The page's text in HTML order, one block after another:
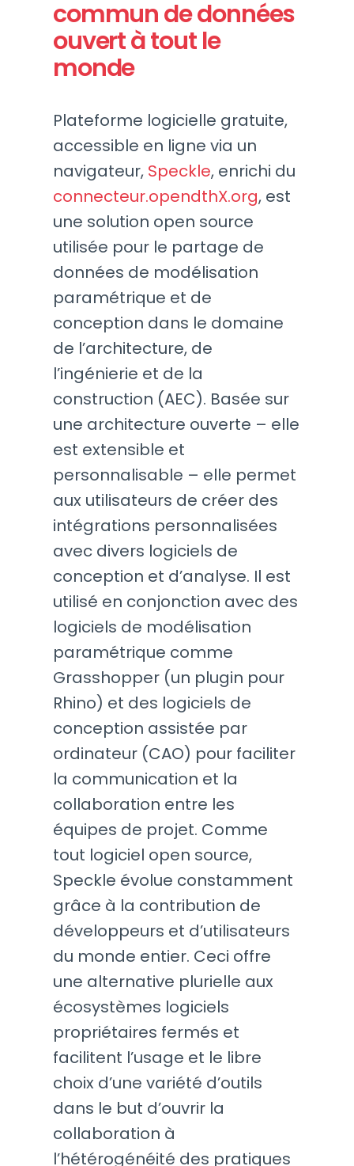
commun de données
ouvert à tout le
monde
Plateforme logicielle gratuite,
accessible en ligne via un
navigateur, Speckle, enrichi du
connecteur.opendthX.org, est
une solution open source
utilisée pour le partage de
données de modélisation
paramétrique et de
conception dans le domaine
de l’architecture, de
l’ingénierie et de la
construction (AEC). Basée sur
une architecture ouverte – elle
est extensible et
personnalisable – elle permet
aux utilisateurs de créer des
intégrations personnalisées
avec divers logiciels de
conception et d’analyse. Il est
utilisé en conjonction avec des
logiciels de modélisation
paramétrique comme
Grasshopper (un plugin pour
Rhino) et des logiciels de
conception assistée par
ordinateur (CAO) pour faciliter
la communication et la
collaboration entre les
équipes de projet. Comme
tout logiciel open source,
Speckle évolue constamment
grâce à la contribution de
développeurs et d’utilisateurs
du monde entier. Ceci offre
une alternative plurielle aux
écosystèmes logiciels
propriétaires fermés et
facilitent l’usage et le libre
choix d’une variété d’outils
dans le but d’ouvrir la
collaboration à
l’hétérogénéité des pratiques